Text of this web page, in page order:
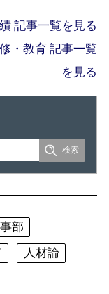
記事一覧を見る
・教育 記事一覧
を見る
部
人材論